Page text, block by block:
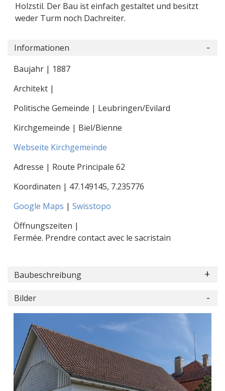
Holzstil. Der Bau ist einfach gestaltet und besitzt
weder Turm noch Dachreiter.
Informationen
Baujahr | 1887
Architekt |
Politische Gemeinde | Leubringen/Evilard
Kirchgemeinde | Biel/Bienne
Webseite Kirchgemeinde
Adresse | Route Principale 62
Koordinaten | 47.149145, 7.235776
Google Maps | Swisstopo
Öffnungszeiten |
Fermée. Prendre contact avec le sacristain
Baubeschreibung
Bilder